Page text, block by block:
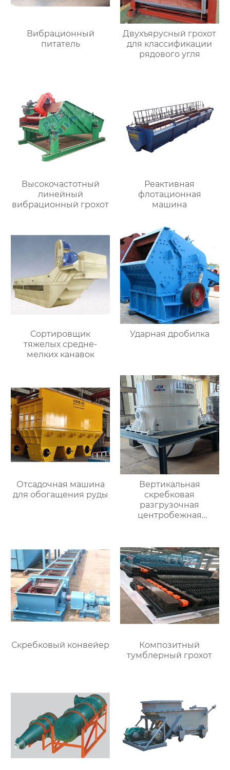
Вибрационный
питатель
Двухъярусный грохот
для классификации
рядового угля
Высокочастотный
линейный
вибрационный грохот
Реактивная
флотационная
машина
Сортировщик
тяжелых средне-
мелких канавок
Ударная дробилка
Отсадочная машина
для обогащения руды
Вертикальная
скребковая
разгрузочная
центробежная
Скребковый конвейер
Композитный
тумблерный грохот